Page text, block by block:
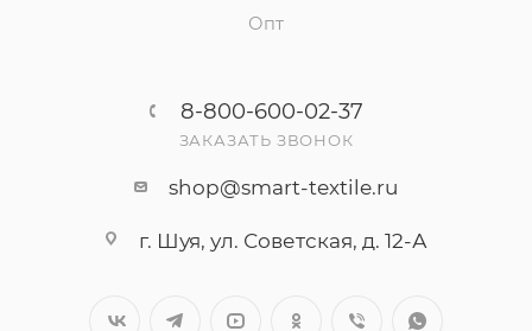
Опт
8-800-600-02-37
ЗАКАЗАТЬ ЗВОНОК
shop@smart-textile.ru
г. Шуя, ул. Советская, д. 12-А